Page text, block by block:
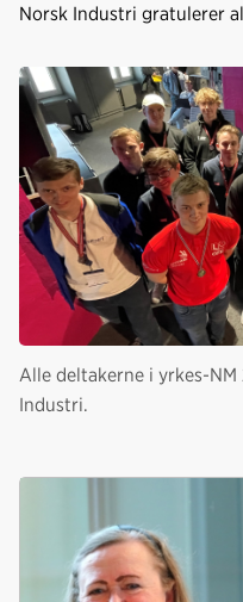
Norsk Industri gratulerer
Alle deltakerne i yrkes-
Industri.